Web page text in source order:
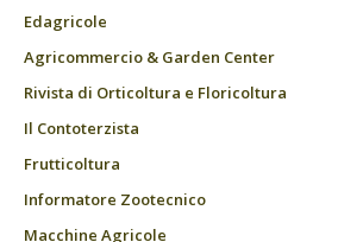
Edagricole
Agricommercio & Garden Center
Rivista di Orticoltura e Floricoltura
Il Contoterzista
Frutticoltura
Informatore Zootecnico
Macchine Agricole